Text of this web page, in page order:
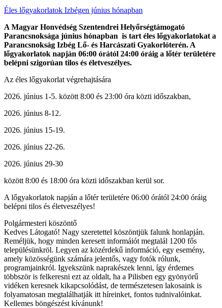
Éles lőgyakorlatok Izbégen június hónapban
A Magyar Honvédség Szentendrei Helyőrségtámogató
Parancsnoksága június hónapban is tart éles lőgyakorlatokat a
Parancsnokság Izbég Lő- és Harcászati Gyakorlóterén. A
lőgyakorlatok napján 06:00 órától 24:00 óráig a lőtér területére
belépni szigorúan tilos és életveszélyes.
Az éles lőgyakorlat végrehajtására
2026. június 1-5. között 8:00 és 23:00 óra közti időszakban,
2026. június 8-12.
2026. június 15-19.
2026. június 22-26.
2026. június 29-30
között 8:00 és 18:00 óra közti időszakban kerül sor.
A lőgyakorlatok napján a lőtér területére 06:00 órától 24:00 óráig
belépni tilos és életveszélyes!
Polgármesteri köszöntő
Kedves Látogató! Nagy szeretettel köszöntjük falunk honlapján.
Reméljük, hogy minden keresett informáiót megtalál 1200 fős
településünkröl. Legyen az közérdekű információ, egy esemény,
amely közösségünk számára jelentős, vagy fotók rólunk,
programjainkról. Igyekszünk naprakészek lenni, így érdemes
többször is felkeresni ezt az oldalt, ha a Pilisben egy gyönyörű
vidéken keresnek kikapcsolódást, de természetesen lakosaink is
folyamatosan megtalálhatják itt híreinket, fontos tudnivalóinkat.
Kellemes böngészést kívánunk!